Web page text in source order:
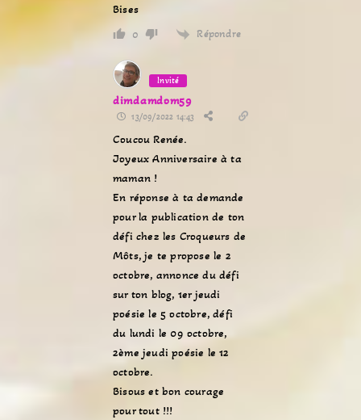
Bises
0 Répondre
Invité
dimdamdom59
13/09/2022 14:43
Coucou Renée.
Joyeux Anniversaire à ta
maman !
En réponse à ta demande
pour la publication de ton
défi chez les Croqueurs de
Môts, je te propose le 2
octobre, annonce du défi
sur ton blog, 1er jeudi
poésie le 5 octobre, défi
du lundi le 09 octobre,
2ème jeudi poésie le 12
octobre.
Bisous et bon courage
pour tout !!!